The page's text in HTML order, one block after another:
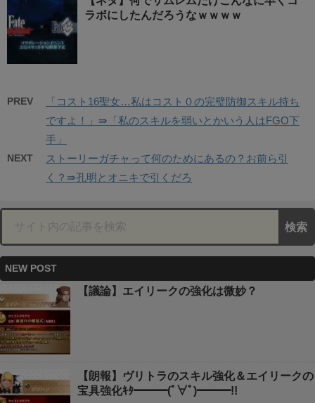
ラボにしたんだろうなｗｗｗｗ
PREV
「コスト16聖女…私はコスト０の完璧防御スキル持ち
ですよ！」⇛「私のスキルを弱いとかいう人はFGO下
手」
NEXT
ストーリーガチャって何のためにあるの？お前ら引
く？⇛孔明とオニキで引くだろ
NEW POST
【議論】エイリークの強化は微妙？
【朗報】ヴリトラのスキル強化＆エイリークの
宝具強化ｷﾀ━━━(ﾟ∀ﾟ)━━━!!